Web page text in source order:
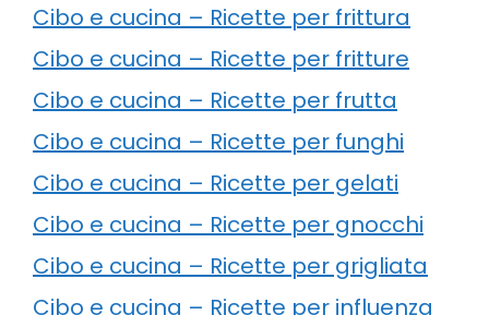
Cibo e cucina – Ricette per frittura
Cibo e cucina – Ricette per fritture
Cibo e cucina – Ricette per frutta
Cibo e cucina – Ricette per funghi
Cibo e cucina – Ricette per gelati
Cibo e cucina – Ricette per gnocchi
Cibo e cucina – Ricette per grigliata
Cibo e cucina – Ricette per influenza